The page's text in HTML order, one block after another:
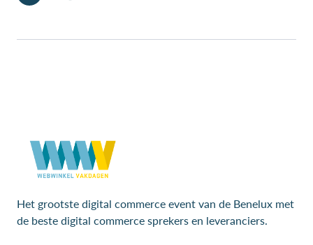
Het grootste digital commerce event van de Benelux met
de beste digital commerce sprekers en leveranciers.